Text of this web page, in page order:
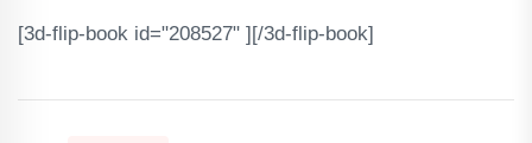
[3d-flip-book id="208527" ][/3d-flip-book]